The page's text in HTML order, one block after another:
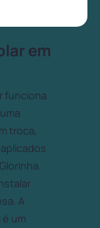
em
funciona
troca,
A
um